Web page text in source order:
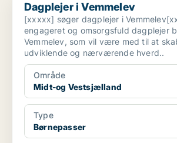
Dagplejer i Vemmelev
[xxxxx] søger dagplejer i
engageret og omsorgsfuld dagplejer
Vemmelev, som vil være med til at
udviklende og nærværende hverd..
Område
Midt-og Vestsjælland
Type
Børnepasser